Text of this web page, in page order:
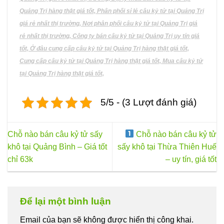
trên
trang
sản
phẩm
Quảng Trị hàng thật giá tốt, Phân phối sỉ lẻ câu kỷ tử tại Quảng Trị
giá rẻ nhất thị trường, Nơi phân phối câu kỷ tử tại Quảng Trị giá
rẻ nhất thị trường, Công ty bán câu kỷ tử tại Quảng Trị uy tín giá
tốt, Ở đâu cung cấp câu kỷ tử tại Quảng Trị hàng thật giá tốt,
Cung cấp câu kỷ tử tại Quảng Trị hàng thật giá tốt, Mua câu kỷ tử
tại Quảng Trị hàng thật giá tốt,
5/5 - (3 Lượt đánh giá)
Chỗ nào bán câu kỷ tử sấy
khô tại Quảng Bình – Giá tốt
chỉ 63k
Chỗ nào bán câu kỷ tử
sấy khô tại Thừa Thiên Huế
– uy tín, giá tốt
Để lại một bình luận
Email của bạn sẽ không được hiển thị công khai.